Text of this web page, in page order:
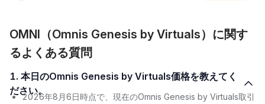
OMNI（Omnis Genesis by Virtuals）に関す
るよくある質問
1. 本日のOmnis Genesis by Virtuals価格を教えてく
ださい。
2026年8月6日時点で、現在のOmnis Genesis by Virtuals取引